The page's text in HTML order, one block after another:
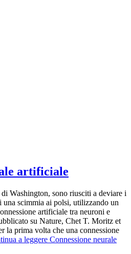
artificiale
Washington, sono riusciti a deviare i
scimmia ai polsi, utilizzando un
artificiale tra neuroni e
su Nature, Chet T. Moritz et
la prima volta che una connessione
a leggere Connessione neurale